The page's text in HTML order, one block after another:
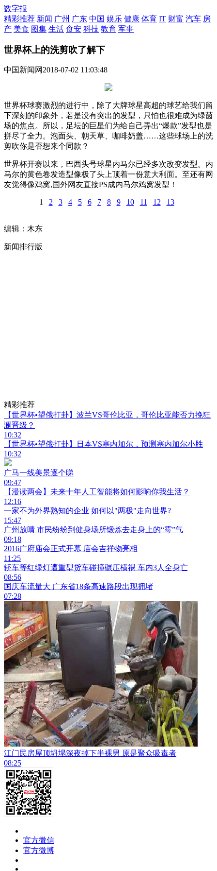
数字报
精彩推荐 新闻 广州 广东 中国 娱乐 健康 体育 IT 财富 汽车 房
产 美食 图集 生活 食安 科技 教育 军事
世界杯上的洗剪吹了解下
中国新闻网2018-07-02 11:03:48
世界杯球赛激烈的进行中，除了大牌球星高超的球艺给我们留
下深刻的印象外，若是没有突出的发型，只怕也很难成为绿茵
场的焦点。所以，足坛的巨星们为给自己弄出“爆款”发型也是
拼尽了全力。泡面头、朝天草、咖啡奶盖……这些球场上的洗
剪吹你是否想来个同款？
世界杯开赛以来，巴西头号球星内马尔已经多次改变发型。内
马尔的黄色卷发造型像极了头上顶着一份意大利面。至还有网
友觉得像鸡窝,国外网友直接PS成内马尔鸡窝发型！
1 2 3 4 5 6 7 8 9 10 11 12 13
编辑：木东
新闻排行版
精彩推荐
【世界杯•望俄打卦】波兰VS哥伦比亚，哥伦比亚能否力挽狂
澜晋级？
10:32
【世界杯•望俄打卦】日本VS塞内加尔，预测塞内加尔小胜
10:32
广马一线美景逐个睇
09:47
【漫读两会】未来十年人工智能将如何影响你我生活？
12:16
一家不为外界熟知的企业 如何以"两极"走向世界?
15:47
广州放晴 市民纷纷到健身场所锻炼去走身上的“霉”气
09:18
2016广府庙会正式开幕 庙会吉祥物亮相
11:25
轿车等红绿灯遭重型货车碰撞碾压横祸 车内3人全身亡
08:56
国庆车流量大 广东省18条高速路段出现拥堵
07:28
江门民房屋顶坍塌深夜掉下半裸男 原是聚众吸毒者
08:25
官方微信
官方微博